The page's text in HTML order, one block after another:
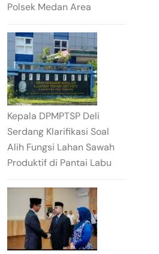
Polsek Medan Area
Kepala DPMPTSP Deli
Serdang Klarifikasi Soal
Alih Fungsi Lahan Sawah
Produktif di Pantai Labu